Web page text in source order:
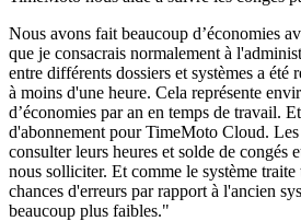
Nous avons fait beaucoup d’économies
que je consacrais normalement à
entre différents dossiers et systèmes a été
à moins d'une heure. Cela représente
d’économies par an en temps de travail.
d'abonnement pour TimeMoto Cloud.
consulter leurs heures et solde de congés
nous solliciter. Et comme le système
chances d'erreurs par rapport à l'ancien
beaucoup plus faibles."